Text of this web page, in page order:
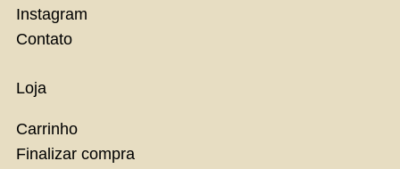
Instagram
Contato
Loja
Carrinho
Finalizar compra